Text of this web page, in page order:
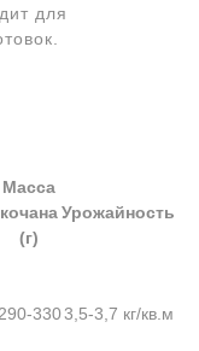
для
Масса
кочана
(г)
Урожайность
290-3303,5-3,7 кг/кв.м